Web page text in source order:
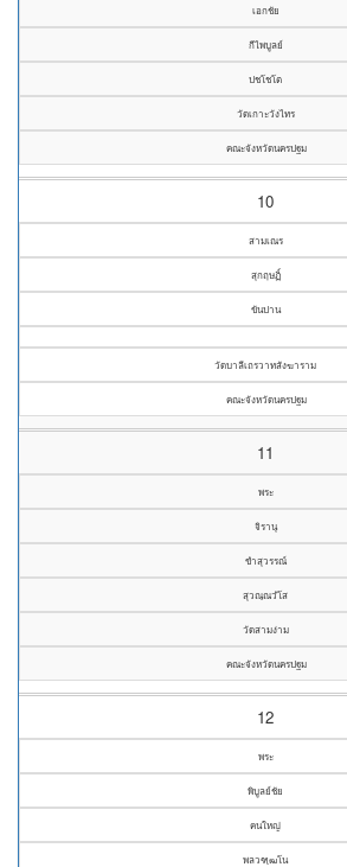
เอกชัย
กีไพบูลย์
ปชโชโต
วัดเกาะวังไทร
คณะจังหวัดนครปฐม
10
สามเณร
สุกฤษฏิ์
ขันปาน
วัดบาลีเถรวาทสังฆาราม
คณะจังหวัดนครปฐม
11
พระ
จิรานุ
ขำสุวรรณ์
สุวณฺณวํโส
วัดสามง่าม
คณะจังหวัดนครปฐม
12
พระ
พิบูลย์ชัย
คนใหญ่
พลวฑฺฒโน